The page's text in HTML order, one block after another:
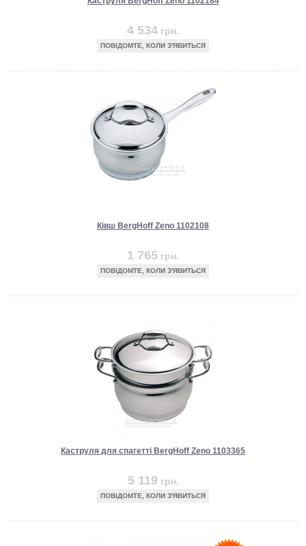
4 534 грн.
ПОВІДОМТЕ, КОЛИ З'ЯВИТЬСЯ
Ківш BergHoff Zeno 1102108
1 765 грн.
ПОВІДОМТЕ, КОЛИ З'ЯВИТЬСЯ
Каструля для спагетті BergHoff Zeno 1103365
5 119 грн.
ПОВІДОМТЕ, КОЛИ З'ЯВИТЬСЯ